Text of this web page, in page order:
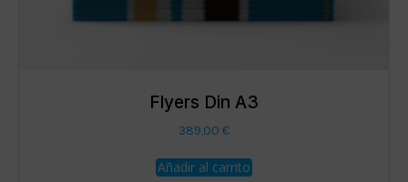
Flyers Din A3
389,00 €
Añadir al carrito